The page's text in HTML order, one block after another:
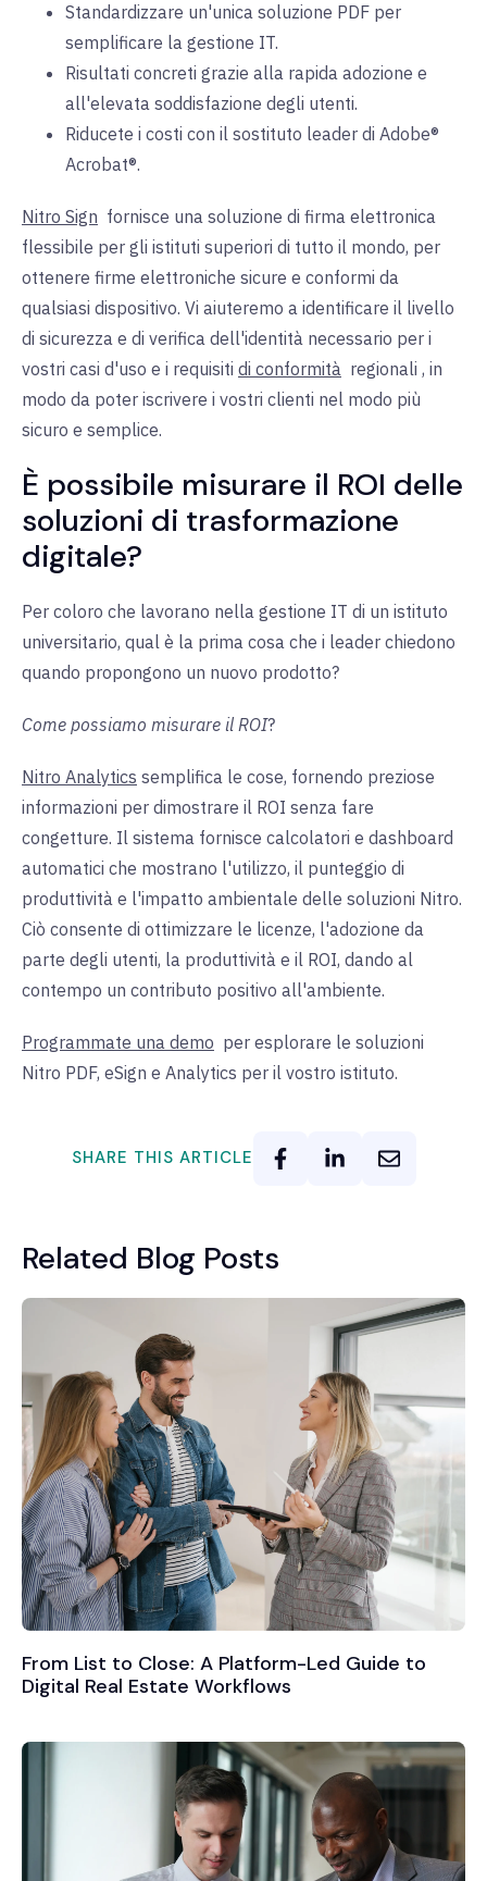
Standardizzare un'unica soluzione PDF per
semplificare la gestione IT.
Risultati concreti grazie alla rapida adozione e
all'elevata soddisfazione degli utenti.
Riducete i costi con il sostituto leader di Adobe®
Acrobat®.
Nitro Sign fornisce una soluzione di firma elettronica
flessibile per gli istituti superiori di tutto il mondo, per
ottenere firme elettroniche sicure e conformi da
qualsiasi dispositivo. Vi aiuteremo a identificare il livello
di sicurezza e di verifica dell'identità necessario per i
vostri casi d'uso e i requisiti di conformità regionali , in
modo da poter iscrivere i vostri clienti nel modo più
sicuro e semplice.
È possibile misurare il ROI delle
soluzioni di trasformazione
digitale?
Per coloro che lavorano nella gestione IT di un istituto
universitario, qual è la prima cosa che i leader chiedono
quando propongono un nuovo prodotto?
Come possiamo misurare il ROI?
Nitro Analytics semplifica le cose, fornendo preziose
informazioni per dimostrare il ROI senza fare
congetture. Il sistema fornisce calcolatori e dashboard
automatici che mostrano l'utilizzo, il punteggio di
produttività e l'impatto ambientale delle soluzioni Nitro.
Ciò consente di ottimizzare le licenze, l'adozione da
parte degli utenti, la produttività e il ROI, dando al
contempo un contributo positivo all'ambiente.
Programmate una demo per esplorare le soluzioni
Nitro PDF, eSign e Analytics per il vostro istituto.
SHARE THIS ARTICLE
Related Blog Posts
From List to Close: A Platform-Led Guide to
Digital Real Estate Workflows